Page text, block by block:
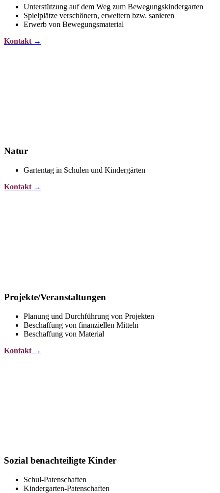
Unterstützung auf dem Weg zum Bewegungskindergarten
Spielplätze verschönern, erweitern bzw. sanieren
Erwerb von Bewegungsmaterial
Kontakt →
Natur
Gartentag in Schulen und Kindergärten
Kontakt →
Projekte/Veranstaltungen
Planung und Durchführung von Projekten
Beschaffung von finanziellen Mitteln
Beschaffung von Material
Kontakt →
Sozial benachteiligte Kinder
Schul-Patenschaften
Kindergarten-Patenschaften